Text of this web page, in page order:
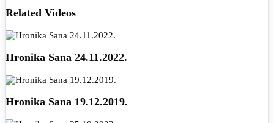
Related Videos
Hronika Sana 24.11.2022.
Hronika Sana 19.12.2019.